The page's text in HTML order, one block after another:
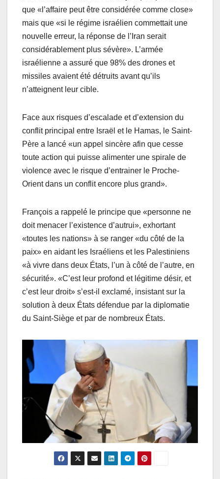
que «l’affaire peut être considérée comme close»
mais que «si le régime israélien commettait une
nouvelle erreur, la réponse de l’Iran serait
considérablement plus sévère». L’armée
israélienne a assuré que 98% des drones et
missiles avaient été détruits avant qu’ils
n’atteignent leur cible.
Face aux risques d’escalade et d’extension du
conflit principal entre Israël et le Hamas, le Saint-
Père a lancé «un appel sincère afin que cesse
toute action qui puisse alimenter une spirale de
violence avec le risque d’entrainer le Proche-
Orient dans un conflit encore plus grand».
François a rappelé le principe que «personne ne
doit menacer l’existence d’autrui», exhortant
«toutes les nations» à se ranger «du côté de la
paix» en aidant les Israéliens et les Palestiniens
«à vivre dans deux États, l’un à côté de l’autre, en
sécurité». «C’est leur profond et légitime désir, et
c’est leur droit» s’est-il exclamé, insistant sur la
solution à deux États défendue par la diplomatie
du Saint-Siège et par de nombreux États.